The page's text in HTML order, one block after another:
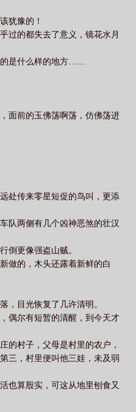
犹豫的！
过的都失去了意义，镜花水月
是什么样的地方……
面前的玉佛荡啊荡，仿佛荡进
处传来零星短促的鸟叫，更添
队两侧有几个凶神恶煞的壮汉
倒更像强盗山贼。
做的，木头还露着新鲜的白
，目光恢复了几许清明。
偶尔有短暂的清醒，到今天才
的村子，父母是村里的农户，
三，村里便叫他三娃，未及弱
也算殷实，可这从地里刨食又